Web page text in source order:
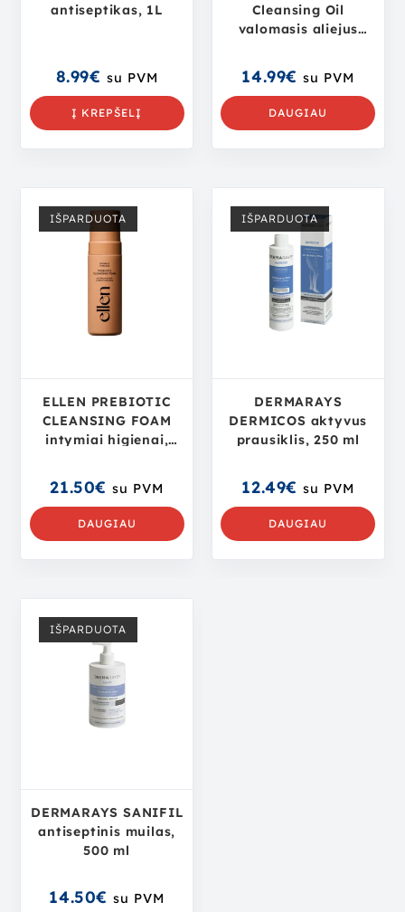
antiseptikas, 1L
8.99€ su PVM
Į KREPŠELĮ
Cleansing Oil
valomasis aliejus
14.99€ su PVM
DAUGIAU
IŠPARDUOTA
ELLEN PREBIOTIC
CLEANSING FOAM
intymiai higienai,
21.50€ su PVM
DAUGIAU
IŠPARDUOTA
DERMARAYS
DERMICOS aktyvus
prausiklis, 250 ml
12.49€ su PVM
DAUGIAU
IŠPARDUOTA
DERMARAYS SANIFIL
antiseptinis muilas,
500 ml
14.50€ su PVM